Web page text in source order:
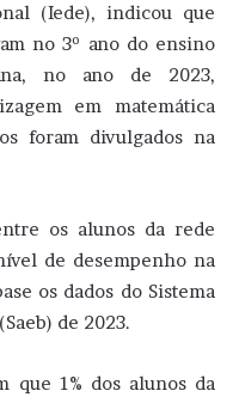
(Iede), indicou que
no 3º ano do ensino
no ano de 2023,
em matemática
foram divulgados na
os alunos da rede
de desempenho na
os dados do Sistema
de 2023.
que 1% dos alunos da